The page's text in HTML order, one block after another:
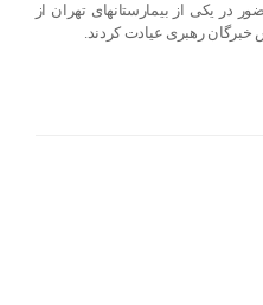
در یکی از بیمارستانهای تهران از
رهبری عیادت کردند.